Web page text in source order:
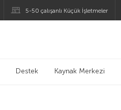
5-50 çalışanlı Küçük İşletmeler
Destek Kaynak Merkezi